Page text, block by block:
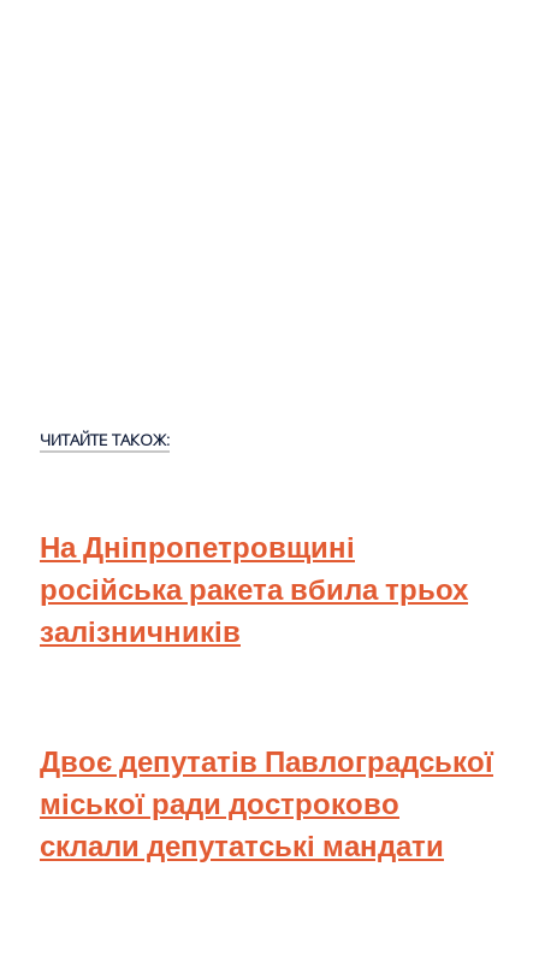
ЧИТАЙТЕ ТАКОЖ:
На Дніпропетровщині
російська ракета вбила трьох
залізничників
Двоє депутатів Павлоградської
міської ради достроково
склали депутатські мандати